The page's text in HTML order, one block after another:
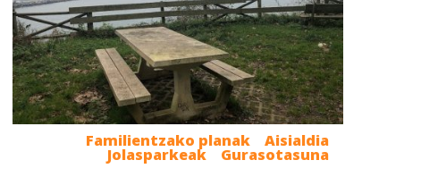
Aisialdia
Familientzako planak
Gurasotasuna
Jolasparkeak